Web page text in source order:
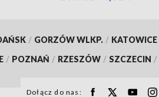
/ GORZÓW WLKP. / KATOWICE
/ POZNAŃ / RZESZÓW / SZCZECIN /
Dołącz do nas: